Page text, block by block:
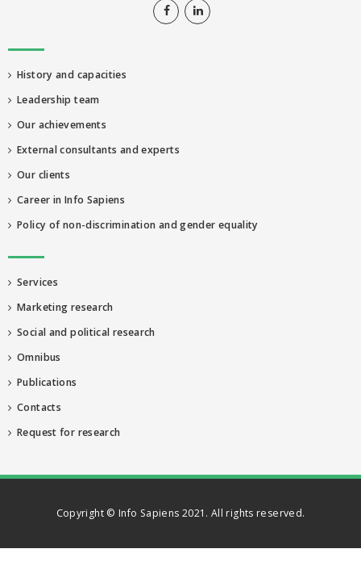
History and capacities
Leadership team
Our achievements
External consultants and experts
Our clients
Career in Info Sapiens
Policy of non-discrimination and gender equality
Services
Marketing research
Social and political research
Omnibus
Publications
Contacts
Request for research
Copyright © Info Sapiens 2021. All rights reserved.